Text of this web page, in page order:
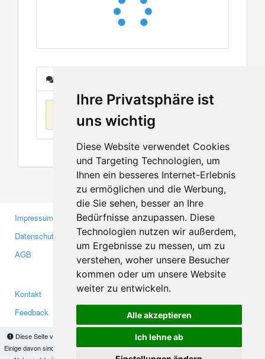
Ihre Privatsphäre ist
uns wichtig
Diese Website verwendet Cookies
und Targeting Technologien, um
Ihnen ein besseres Internet-Erlebnis
zu ermöglichen und die Werbung,
die Sie sehen, besser an Ihre
Bedürfnisse anzupassen. Diese
Technologien nutzen wir außerdem,
um Ergebnisse zu messen, um zu
verstehen, woher unsere Besucher
kommen oder um unsere Website
weiter zu entwickeln.
Alle akzeptieren
Ich lehne ab
Diese Seite verwendet Cookies, um Informationen auf Ihrem Computer zu speichern.
Einige davon sind notwendig, damit unsere Seite funktioniert, andere helfen uns dabei, das
Keine Einträge
Impressum
Datenschutzerklärung
AGB
Gewerbetreibende
Investoren
Medien
Kontakt
Feedback
Facebook
Twitter
YouTube
Google+